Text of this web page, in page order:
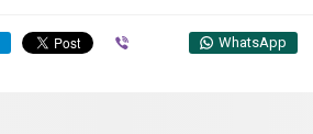
WhatsApp